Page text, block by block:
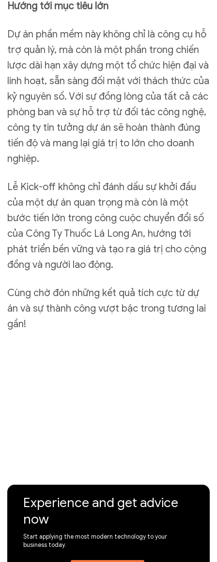
Hướng tới mục tiêu lớn
Dự án phần mềm này không chỉ là công cụ hỗ
trợ quản lý, mà còn là một phần trong chiến
lược dài hạn xây dựng một tổ chức hiện đại và
linh hoạt, sẵn sàng đối mặt với thách thức của
kỷ nguyên số. Với sự đồng lòng của tất cả các
phòng ban và sự hỗ trợ từ đối tác công nghệ,
công ty tin tưởng dự án sẽ hoàn thành đúng
tiến độ và mang lại giá trị to lớn cho doanh
nghiệp.
Lễ Kick-off không chỉ đánh dấu sự khởi đầu
của một dự án quan trọng mà còn là một
bước tiến lớn trong công cuộc chuyển đổi số
của Công Ty Thuốc Lá Long An, hướng tới
phát triển bền vững và tạo ra giá trị cho cộng
đồng và người lao động.
Cùng chờ đón những kết quả tích cực từ dự
án và sự thành công vượt bậc trong tương lai
gần!
Experience and get advice
now
Start applying the most modern technology to your
business today.